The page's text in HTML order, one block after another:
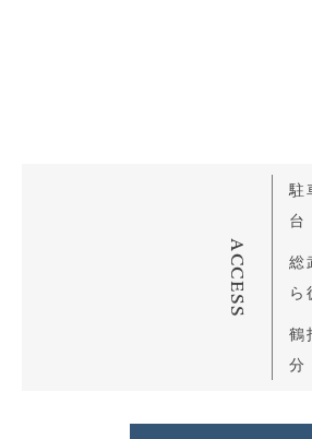
ACCESS
駐
台
総
ら
鶴
分